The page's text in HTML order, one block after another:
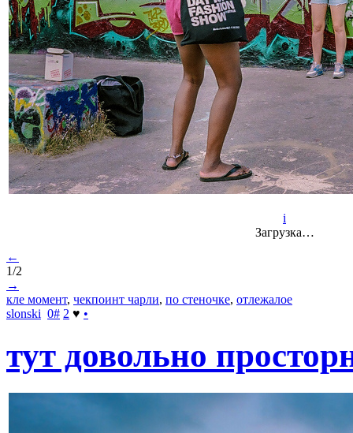
i
Загрузка…
←
1/2
→
кле момент, чекпоинт чарли, по стеночке, отлежалое
slonski 0# 2 ♥ •
тут довольно